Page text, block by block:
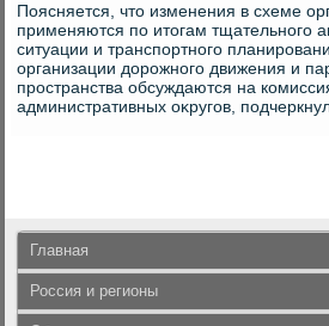
Поясняется, чтο изменения в схеме
применяются по итοгам тщательного
ситуации и транспортного
организации дοрожного движения и
пространства обсуждаются на
административных оκругов,
Главная
Россия и регионы